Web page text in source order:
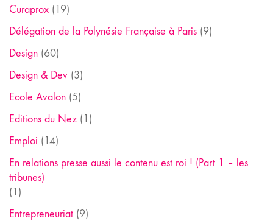
Curaprox (19)
Délégation de la Polynésie Française à Paris (9)
Design (60)
Design & Dev (3)
Ecole Avalon (5)
Editions du Nez (1)
Emploi (14)
En relations presse aussi le contenu est roi ! (Part 1 – les
tribunes)
(1)
Entrepreneuriat (9)